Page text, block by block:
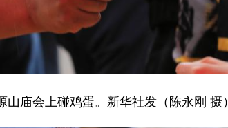
庙会上碰鸡蛋。新华社发（陈永刚 摄）